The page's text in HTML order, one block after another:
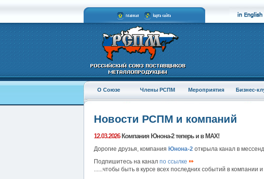
О Союзе Члены РСПМ Мероприятия Бизнес-
Новости РСПМ и компаний
12.03.2026Компания Юнона-2 теперь и в MAX!
Дорогие друзья, компания Юнона-2 открыла канал в
Подпишитесь на канал по ссылке
......чтобы быть в курсе всех последних событий в компании и